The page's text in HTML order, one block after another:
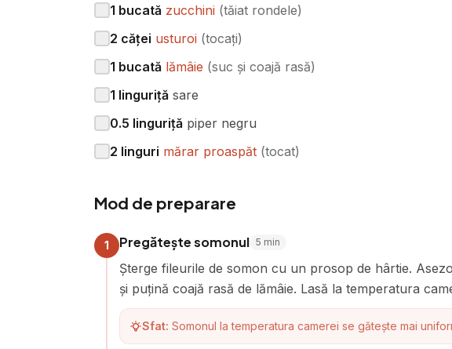
1 bucată zucchini (tăiat rondele)
2 căței usturoi (tocați)
1 bucată lămâie (suc și coajă rasă)
1 linguriță sare
0.5 linguriță piper negru
2 linguri mărar proaspăt (tocat)
Mod de preparare
1 Pregătește somonul 5 min
Șterge fileurile de somon cu un prosop de hârtie.
și puțină coajă rasă de lămâie. Lasă la temperatura
Sfat: Somonul la temperatura camerei se gătește mai